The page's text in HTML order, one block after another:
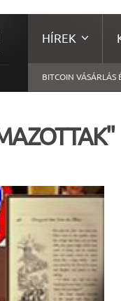
HÍREK
BITCOIN VÁSÁRLÁS